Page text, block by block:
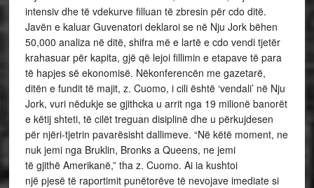
intensiv dhe të vdekurve filluan të zbresin për cdo ditë.
Javën e kaluar Guvenatori deklaroi se në Nju Jork bëhen
50,000 analiza në ditë, shifra më e lartë e cdo vendi tjetër
krahasuar për kapita, gjë që lejoi fillimin e etapave të para
të hapjes së ekonomisë. Nëkonferencën me gazetarë,
ditën e fundit të majit, z. Cuomo, i cili është ‘vendali’ në Nju
Jork, vuri nëdukje se gjithcka u arrit nga 19 milionë banorët
e këtij shteti, të cilët treguan disiplinë dhe u përkujdesen
për njëri-tjetrin pavarësisht dallimeve. “Në këtë moment, ne
nuk jemi nga Bruklin, Bronks a Queens, ne jemi
të gjithë Amerikanë,” tha z. Cuomo. Ai ia kushtoi
një pjesë të raportimit punëtorëve të nevojave imediate si